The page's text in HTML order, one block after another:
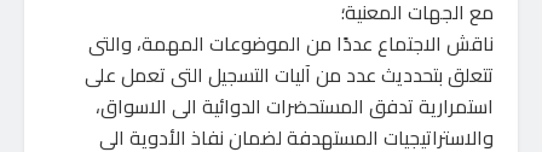
مع الجهات المعنية؛
ناقش الاجتماع عددًا من الموضوعات المهمة، والتى
تتعلق بتحدديث عدد من آليات التسجيل التى تعمل على
استمرارية تدفق المستحضرات الدوائية الى الاسواق،
والاستراتيجيات المستهدفة لضمان نفاذ الأدوية الى